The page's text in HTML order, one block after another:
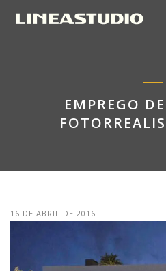
EMPREGO
16 DE ABRIL DE 2016